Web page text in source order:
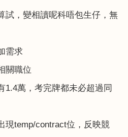
試，變相讀呢科唔包生仔，無
需求
關職位
1.4萬，考完牌都未必超過同
現temp/contract位，反映競